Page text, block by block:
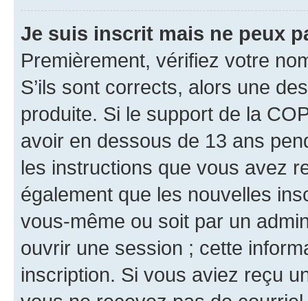
Je suis inscrit mais ne peux
Premièrement, vérifiez votre
S’ils sont corrects, alors une
produite. Si le support de la
avoir en dessous de 13 ans
les instructions que vous avez
également que les nouvelles
vous-même ou soit par un
ouvrir une session ; cette
inscription. Si vous aviez reçu